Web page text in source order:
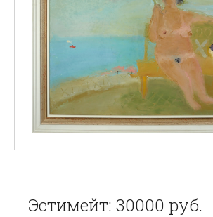
Эстимейт: 30000 руб.